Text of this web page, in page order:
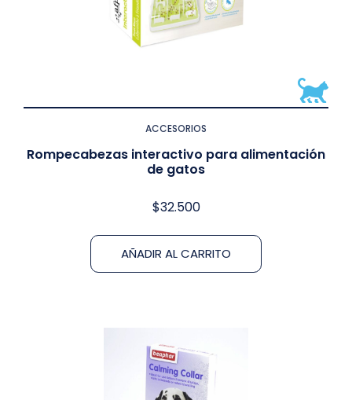
ACCESORIOS
Rompecabezas interactivo para alimentación
de gatos
$32.500
AÑADIR AL CARRITO